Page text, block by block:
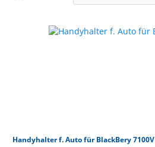
Handyhalter f. Auto für BlackBery 7100V